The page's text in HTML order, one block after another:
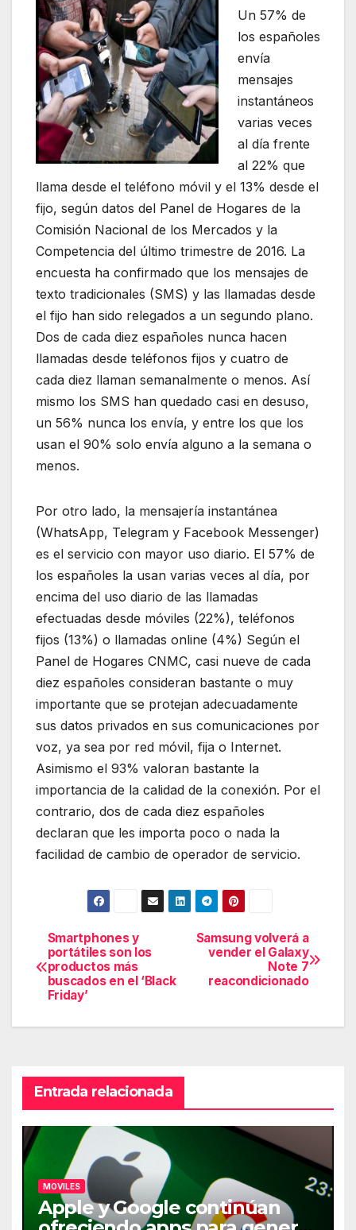
Un 57% de
los españoles
envía
mensajes
instantáneos
varias veces
al día frente
al 22% que
llama desde el teléfono móvil y el 13% desde el
fijo, según datos del Panel de Hogares de la
Comisión Nacional de los Mercados y la
Competencia del último trimestre de 2016. La
encuesta ha confirmado que los mensajes de
texto tradicionales (SMS) y las llamadas desde
el fijo han sido relegados a un segundo plano.
Dos de cada diez españoles nunca hacen
llamadas desde teléfonos fijos y cuatro de
cada diez llaman semanalmente o menos. Así
mismo los SMS han quedado casi en desuso,
un 56% nunca los envía, y entre los que los
usan el 90% solo envía alguno a la semana o
menos.
Por otro lado, la mensajería instantánea
(WhatsApp, Telegram y Facebook Messenger)
es el servicio con mayor uso diario. El 57% de
los españoles la usan varias veces al día, por
encima del uso diario de las llamadas
efectuadas desde móviles (22%), teléfonos
fijos (13%) o llamadas online (4%) Según el
Panel de Hogares CNMC, casi nueve de cada
diez españoles consideran bastante o muy
importante que se protejan adecuadamente
sus datos privados en sus comunicaciones por
voz, ya sea por red móvil, fija o Internet.
Asimismo el 93% valoran bastante la
importancia de la calidad de la conexión. Por el
contrario, dos de cada diez españoles
declaran que les importa poco o nada la
facilidad de cambio de operador de servicio.
Navegación
de
entradas
Samsung volverá a
vender el Galaxy
Note 7
reacondicionado
Smartphones y
portátiles son los
productos más
buscados en el ‘Black
Friday’
Entrada relacionada
MOVILES
Apple y Google continúan